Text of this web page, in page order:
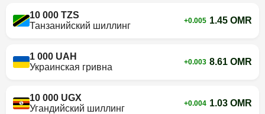
10 000 TZS
Танзанийский шиллинг
+0.005 1.45 OMR
1 000 UAH
Украинская гривна
+0.003 8.61 OMR
10 000 UGX
Угандийский шиллинг
+0.004 1.03 OMR